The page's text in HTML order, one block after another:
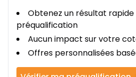
Obtenez un résultat
préqualification
Aucun impact sur votre
Offres personnalisées